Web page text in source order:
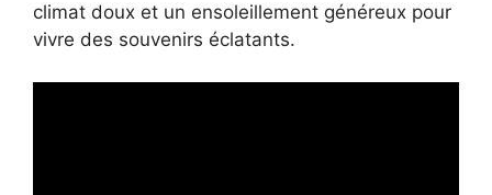
climat doux et un ensoleillement généreux pour
vivre des souvenirs éclatants.